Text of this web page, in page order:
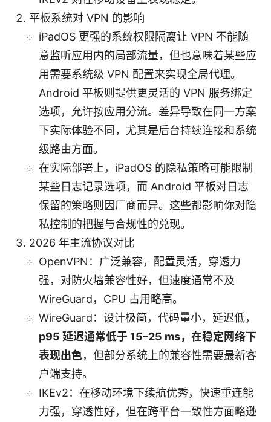
平板系统对 VPN 的影响
iPadOS 更强的系统权限隔离让 VPN 不能随
意监听应用内的局部流量，但也意味着某些应
用需要系统级 VPN 配置来实现全局代理。
Android 平板则提供更灵活的 VPN 服务绑定
选项，允许按应用分流。差异导致在同一方案
下实际体验不同，尤其是后台持续连接和系统
级路由方面。
在实际部署上，iPadOS 的隐私策略可能限制
某些日志记录选项，而 Android 平板对日志
保留的策略则因厂商而异。这些都影响你对隐
私控制的把握与合规性的兑现。
2026 年主流协议对比
OpenVPN：广泛兼容，配置灵活，穿透力
强，对防火墙兼容性好，但速度通常不及
WireGuard，CPU 占用略高。
WireGuard：设计极简，代码量小，延迟低，
p95 延迟通常低于 15–25 ms，在稳定网络下
表现出色，但部分系统上的兼容性需要最新客
户端支持。
IKEv2：在移动环境下续航优秀，快速重连能
力强，穿透性好，但在跨平台一致性方面略逊